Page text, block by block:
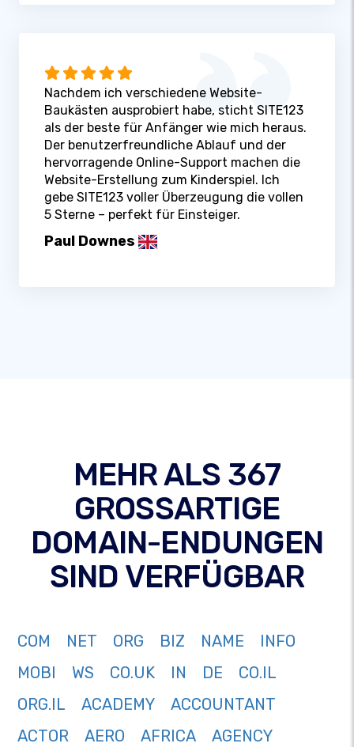
Nachdem ich verschiedene Website-
Baukästen ausprobiert habe, sticht SITE123
als der beste für Anfänger wie mich heraus.
Der benutzerfreundliche Ablauf und der
hervorragende Online-Support machen die
Website-Erstellung zum Kinderspiel. Ich
gebe SITE123 voller Überzeugung die vollen
5 Sterne – perfekt für Einsteiger.
Paul Downes
MEHR ALS 367
GROSSARTIGE
DOMAIN-ENDUNGEN
SIND VERFÜGBAR
COM NET ORG BIZ NAME
INFO
MOBI
WS CO.UK IN DE
CO.IL
ORG.IL
ACADEMY
ACCOUNTANT
ACTOR
AERO AFRICA
AGENCY